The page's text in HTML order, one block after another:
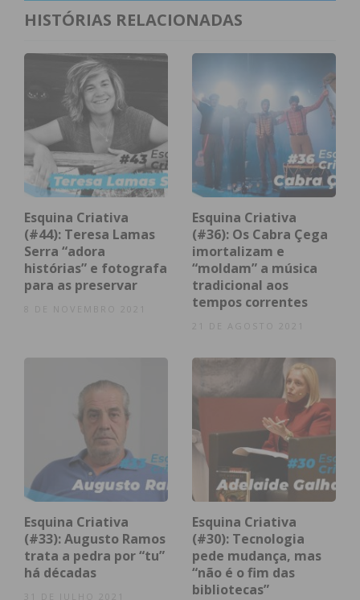
Subscreva a newsletter do
Assine nossa newsletter por e-mail e
obtenha de forma regular a informação
atualizada.
Eu li e concordo com os termos e
condições
HISTÓRIAS RELACIONADAS
Esquina Criativa
(#44): Teresa Lamas
Serra “adora
histórias” e fotografa
para as preservar
Esquina Criativa
(#36): Os Cabra Çega
imortalizam e
“moldam” a música
tradicional aos
tempos correntes
21 DE AGOSTO 2021
Esquina Criativa
(#33): Augusto Ramos
trata a pedra por “tu”
há décadas
Esquina Criativa
(#30): Tecnologia
pede mudança, mas
“não é o fim das
bibliotecas”